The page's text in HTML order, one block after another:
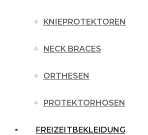
KNIEPROTEKTOREN
NECK BRACES
ORTHESEN
PROTEKTORHOSEN
FREIZEITBEKLEIDUNG